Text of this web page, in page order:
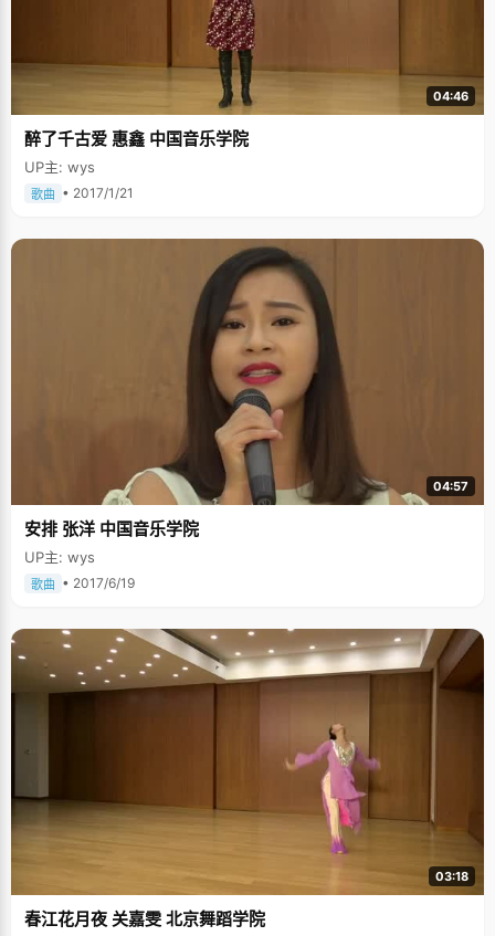
04:46
醉了千古爱 惠鑫 中国音乐学院
UP主: wys
歌曲 • 2017/1/21
04:57
安排 张洋 中国音乐学院
UP主: wys
歌曲 • 2017/6/19
03:18
春江花月夜 关嘉雯 北京舞蹈学院